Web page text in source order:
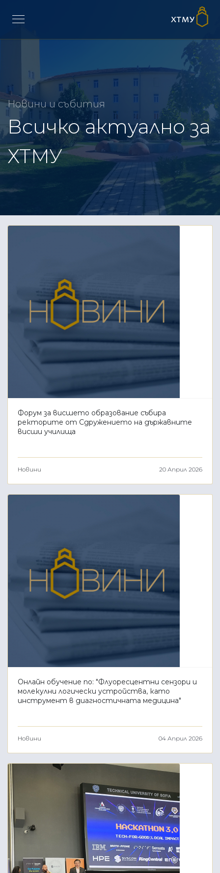
Новини и събития
Всичко актуално за
ХТМУ
Форум за висшето образование събира
ректорите от Сдружението на държавните
висши училища
Новини 20 Април 2026
Онлайн обучение по: "Флуоресцентни сензори и
молекулни логически устройства, като
инструмент в диагностичната медицина"
Новини 04 Април 2026